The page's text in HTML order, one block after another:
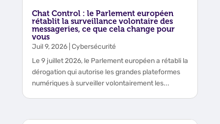
Chat Control : le Parlement européen
rétablit la surveillance volontaire des
messageries, ce que cela change pour
vous
Juil 9, 2026| Cybersécurité
Le 9 juillet 2026, le Parlement européen a rétabli la
dérogation qui autorise les grandes plateformes
numériques à surveiller volontairement les...